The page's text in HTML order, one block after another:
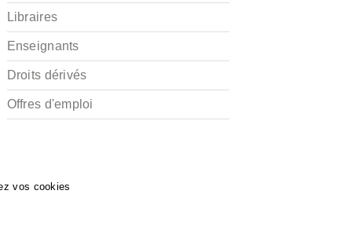
Libraires
Enseignants
Droits dérivés
Offres d'emploi
vos cookies